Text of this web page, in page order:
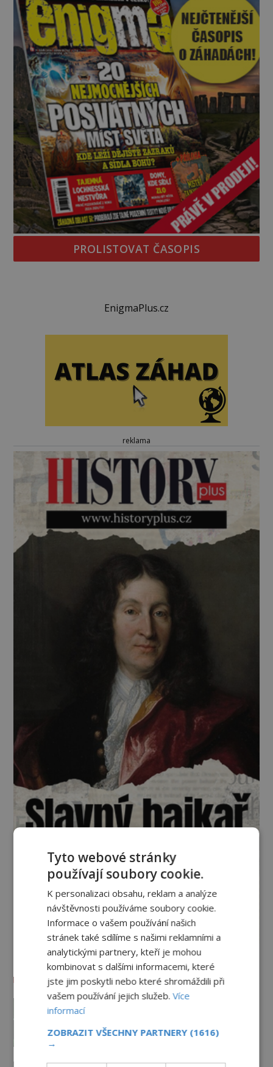
PROLISTOVAT ČASOPIS
EnigmaPlus.cz
reklama
Vesmír a technologie
Svět jako počítačová simulace!
16.6.2026 3.2TIS
Tyto webové stránky
používají soubory cookie.
K personalizaci obsahu, reklam a analýze
návštěvnosti používáme soubory cookie.
Informace o vašem používání našich
stránek také sdílíme s našimi reklamními a
analytickými partnery, kteří je mohou
kombinovat s dalšími informacemi, které
jste jim poskytli nebo které shromáždili při
vašem používání jejich služeb.Více
informací
ZOBRAZIT VŠECHNY PARTNERY (1616)
→